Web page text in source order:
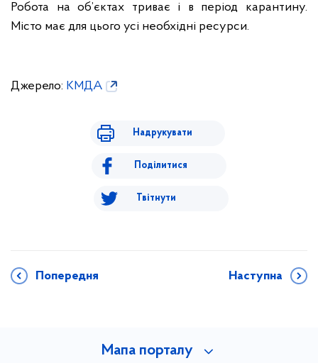
Робота на об’єктах триває і в період карантину.
Місто має для цього усі необхідні ресурси.
Джерело: КМДА
Надрукувати
Поділитися
Твітнути
Попередня Наступна
Мапа порталу